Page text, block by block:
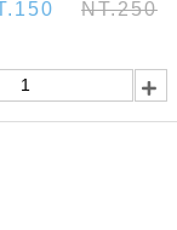
NT.250